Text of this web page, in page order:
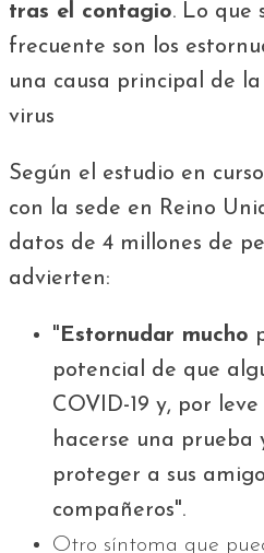
tras el contagio. Lo que
frecuente son los
una causa principal de
virus
Según el estudio en
con la sede en Reino
datos de 4 millones de
advierten:
"Estornudar mucho
potencial de que
COVID-19 y, por
hacerse una prueba
proteger a sus
compañeros".
Otro síntoma que